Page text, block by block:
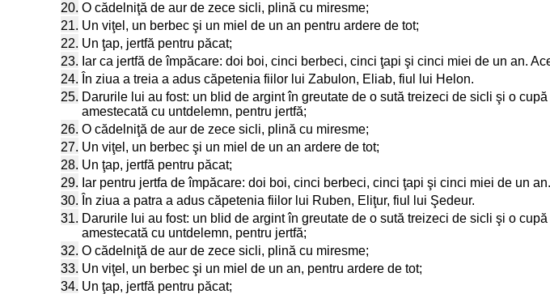
20. O cădelniţă de aur de zece sicli, plină cu miresme;
21. Un viţel, un berbec şi un miel de un an pentru ardere de tot;
22. Un ţap, jertfă pentru păcat;
23. Iar ca jertfă de împăcare: doi boi, cinci berbeci, cinci ţapi şi cinci miei de un an.
24. În ziua a treia a adus căpetenia fiilor lui Zabulon, Eliab, fiul lui Helon.
25. Darurile lui au fost: un blid de argint în greutate de o sută treizeci de sicli şi o
amestecată cu untdelemn, pentru jertfă;
26. O cădelniţă de aur de zece sicli, plină cu miresme;
27. Un viţel, un berbec şi un miel de un an ardere de tot;
28. Un ţap, jertfă pentru păcat;
29. Iar pentru jertfa de împăcare: doi boi, cinci berbeci, cinci ţapi şi cinci miei de un
30. În ziua a patra a adus căpetenia fiilor lui Ruben, Eliţur, fiul lui Şedeur.
31. Darurile lui au fost: un blid de argint în greutate de o sută treizeci de sicli şi o
amestecată cu untdelemn, pentru jertfă;
32. O cădelniţă de aur de zece sicli, plină cu miresme;
33. Un viţel, un berbec şi un miel de un an, pentru ardere de tot;
34. Un ţap, jertfă pentru păcat;